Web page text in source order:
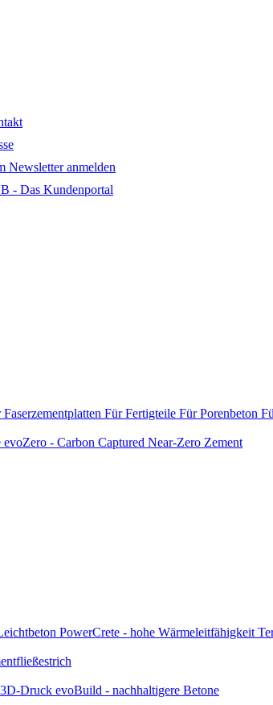
Newsletter anmelden
- Das Kundenportal
Faserzementplatten Für Fertigteile Für Porenbeton
evoZero - Carbon Captured Near-Zero Zement
PowerCrete - hohe Wärmeleitfähigkeit
Druck evoBuild - nachhaltigere Betone